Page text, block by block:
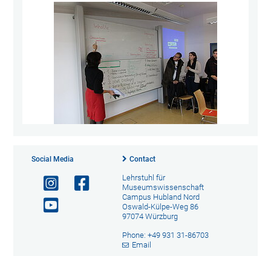
Social Media Contact
Lehrstuhl für
Museumswissenschaft
Campus Hubland Nord
Oswald-Külpe-Weg 86
97074 Würzburg
Phone: +49 931 31-86703
Email